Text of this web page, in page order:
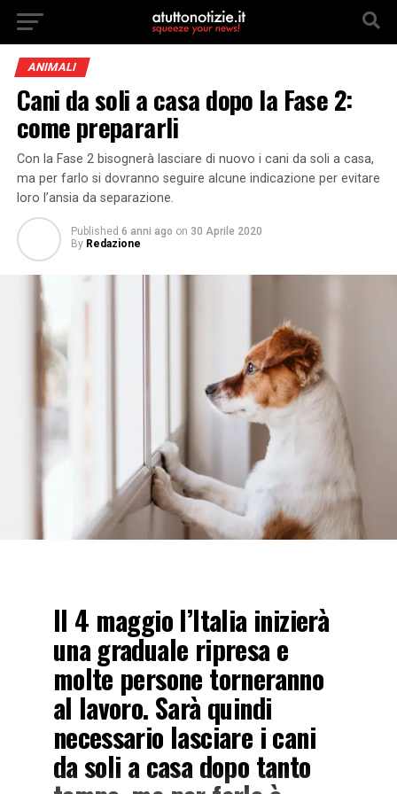
ANIMALI
Cani da soli a casa dopo la Fase 2:
come prepararli
Con la Fase 2 bisognerà lasciare di nuovo i cani da soli a casa,
ma per farlo si dovranno seguire alcune indicazione per evitare
loro l’ansia da separazione.
Published 6 anni ago on 30 Aprile 2020
By Redazione
Il 4 maggio l’Italia inizierà
una graduale ripresa e
molte persone torneranno
al lavoro. Sarà quindi
necessario lasciare i cani
da soli a casa dopo tanto